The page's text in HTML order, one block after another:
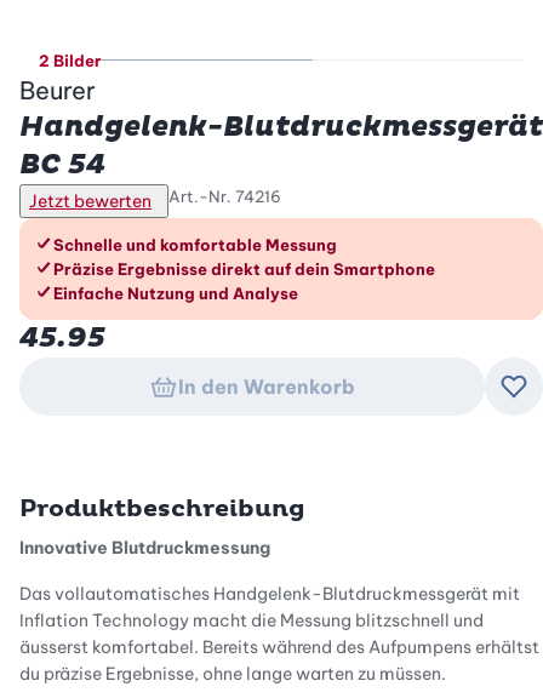
2 Bilder
Beurer
Handgelenk-Blutdruckmessgerät
BC 54
Jetzt bewerten Art.-Nr. 74216
Die Vorteile im Überblick
Schnelle und komfortable Messung
Präzise Ergebnisse direkt auf dein Smartphone
Einfache Nutzung und Analyse
45.95
In den Warenkorb
Produktbeschreibung
Innovative Blutdruckmessung
Das vollautomatisches Handgelenk-Blutdruckmessgerät mit
Inflation Technology macht die Messung blitzschnell und
äusserst komfortabel. Bereits während des Aufpumpens erhältst
du präzise Ergebnisse, ohne lange warten zu müssen.